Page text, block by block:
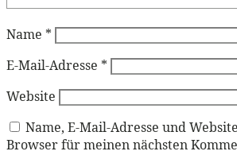
Name *
E-Mail-Adresse *
Website
Name, E-Mail-Adresse und
Browser für meinen nächsten